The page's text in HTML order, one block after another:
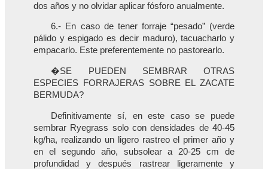
dos años y no olvidar aplicar fósforo anualmente.
6.- En caso de tener forraje “pesado” (verde
pálido y espigado es decir maduro), tacuacharlo y
empacarlo. Este preferentemente no pastorearlo.
�SE PUEDEN SEMBRAR OTRAS
ESPECIES FORRAJERAS SOBRE EL ZACATE
BERMUDA?
Definitivamente sí, en este caso se puede
sembrar Ryegrass solo con densidades de 40-45
kg/ha, realizando un ligero rastreo el primer año y
en el segundo año, subsolear a 20-25 cm de
profundidad y después rastrear ligeramente y